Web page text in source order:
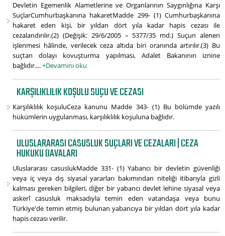
Devletin Egemenlik Alametlerine ve Organlarının Saygınlığına Karşı
SuçlarCumhurbaşkanına hakaretMadde 299- (1) Cumhurbaşkanına
hakaret eden kişi, bir yıldan dört yıla kadar hapis cezası ile
cezalandırılır.(2) (Değişik: 29/6/2005 – 5377/35 md.) Suçun alenen
işlenmesi hâlinde, verilecek ceza altıda biri oranında artırılır.(3) Bu
suçtan dolayı kovuşturma yapılması, Adalet Bakanının iznine
bağlıdır....+Devamını oku
KARŞILIKLILIK KOŞULU SUÇU VE CEZASI
Karşılıklılık koşuluCeza kanunu Madde 343- (1) Bu bölümde yazılı
hükümlerin uygulanması, karşılıklılık koşuluna bağlıdır.
ULUSLARARASI CASUSLUK SUÇLARI VE CEZALARI | CEZA
HUKUKU DAVALARI
Uluslararası casuslukMadde 331- (1) Yabancı bir devletin güvenliği
veya iç veya dış siyasal yararları bakımından niteliği itibarıyla gizli
kalması gereken bilgileri, diğer bir yabancı devlet lehine siyasal veya
askerî casusluk maksadıyla temin eden vatandaşa veya bunu
Türkiye'de temin etmiş bulunan yabancıya bir yıldan dört yıla kadar
hapis cezası verilir.